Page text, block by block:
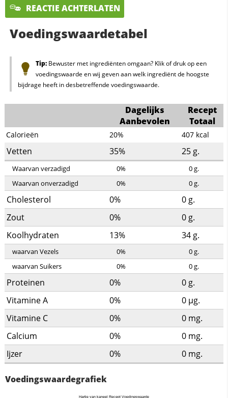
REACTIE ACHTERLATEN
Voedingswaardetabel
Tip:Bewuster met ingrediënten omgaan? Klik of druk op een
voedingswaarde en wij geven aan welk ingrediënt de hoogste
bijdrage heeft in desbetreffende voedingswaarde.
Dagelijks
Aanbevolen
Recept
Totaal
Calorieën 20% 407 kcal
Vetten 35% 25 g.
Waarvan verzadigd 0% 0g.
Waarvan onverzadigd
0% 0g.
Cholesterol 0% 0 g.
Zout
0% 0 g.
Koolhydraten
13% 34 g.
waarvan Vezels 0% 0g.
waarvan Suikers
0% 0g.
Proteinen 0% 0 g.
Vitamine A
0% 0 µg.
Vitamine C
0% 0 mg.
Calcium
0% 0 mg.
Ijzer
0% 0 mg.
Voedingswaardegrafiek